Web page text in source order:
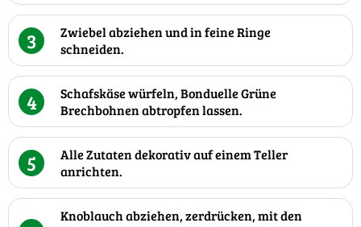
3
Zwiebel abziehen und in feine Ringe
schneiden.
4
Schafskäse würfeln, Bonduelle Grüne
Brechbohnen abtropfen lassen.
5
Alle Zutaten dekorativ auf einem Teller
anrichten.
Knoblauch abziehen, zerdrücken, mit den